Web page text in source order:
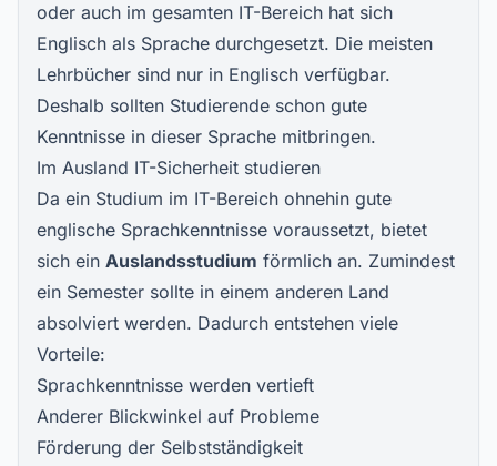
oder auch im gesamten IT-Bereich hat sich
Englisch als Sprache durchgesetzt. Die meisten
Lehrbücher sind nur in Englisch verfügbar.
Deshalb sollten Studierende schon gute
Kenntnisse in dieser Sprache mitbringen.
Im Ausland IT-Sicherheit studieren
Da ein Studium im IT-Bereich ohnehin gute
englische Sprachkenntnisse voraussetzt, bietet
sich ein Auslandsstudium förmlich an. Zumindest
ein Semester sollte in einem anderen Land
absolviert werden. Dadurch entstehen viele
Vorteile:
Sprachkenntnisse werden vertieft
Anderer Blickwinkel auf Probleme
Förderung der Selbstständigkeit